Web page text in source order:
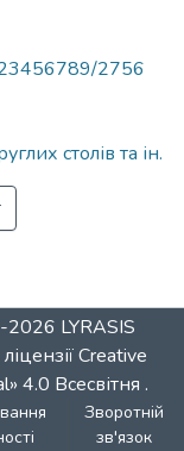
2756
столів та ін.
2026 LYRASIS
Creative
4.0 Всесвітня .
Зворотній
зв'язок